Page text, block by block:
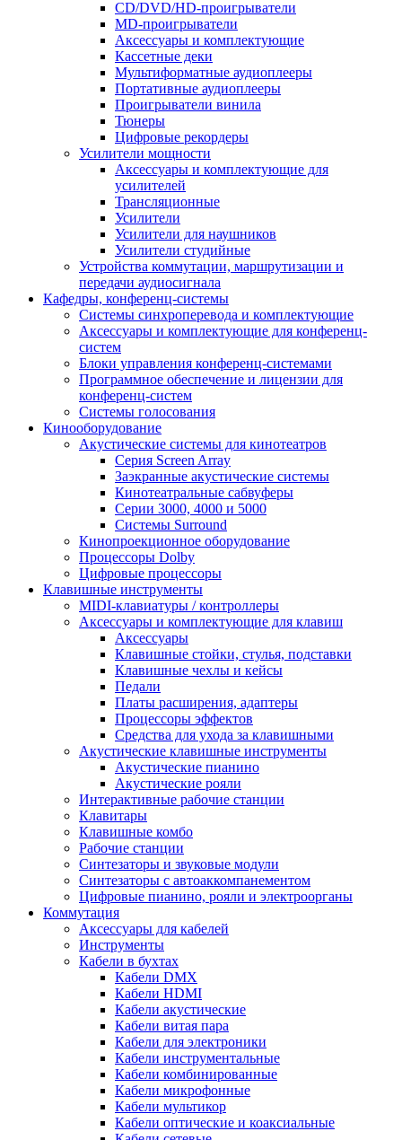
CD/DVD/HD-проигрыватели
MD-проигрыватели
Аксессуары и комплектующие
Кассетные деки
Мультиформатные аудиоплееры
Портативные аудиоплееры
Проигрыватели винила
Тюнеры
Цифровые рекордеры
Усилители мощности
Аксессуары и комплектующие для
усилителей
Трансляционные
Усилители
Усилители для наушников
Усилители студийные
Устройства коммутации, маршрутизации и
передачи аудиосигнала
Кафедры, конференц-системы
Cистемы синхроперевода и комплектующие
Аксессуары и комплектующие для конференц-
систем
Блоки управления конференц-системами
Программное обеспечение и лицензии для
конференц-систем
Системы голосования
Кинооборудование
Акустические системы для кинотеатров
Cерия Screen Array
Заэкранные акустические системы
Кинотеатральные сабвуферы
Серии 3000, 4000 и 5000
Системы Surround
Кинопроекционное оборудование
Процессоры Dolby
Цифровые процессоры
Клавишные инструменты
MIDI-клавиатуры / контроллеры
Аксессуары и комплектующие для клавиш
Аксессуары
Клавишные стойки, стулья, подставки
Клавишные чехлы и кейсы
Педали
Платы расширения, адаптеры
Процессоры эффектов
Средства для ухода за клавишными
Акустические клавишные инструменты
Акустические пианино
Акустические рояли
Интерактивные рабочие станции
Клавитары
Клавишные комбо
Рабочие станции
Синтезаторы и звуковые модули
Синтезаторы с автоаккомпанементом
Цифровые пианино, рояли и электроорганы
Коммутация
Аксессуары для кабелей
Инструменты
Кабели в бухтах
Кабели DMX
Кабели HDMI
Кабели акустические
Кабели витая пара
Кабели для электроники
Кабели инструментальные
Кабели комбинированные
Кабели микрофонные
Кабели мультикор
Кабели оптические и коаксиальные